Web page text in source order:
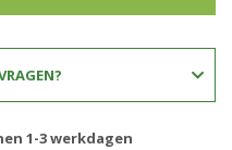
1-3 werkdagen